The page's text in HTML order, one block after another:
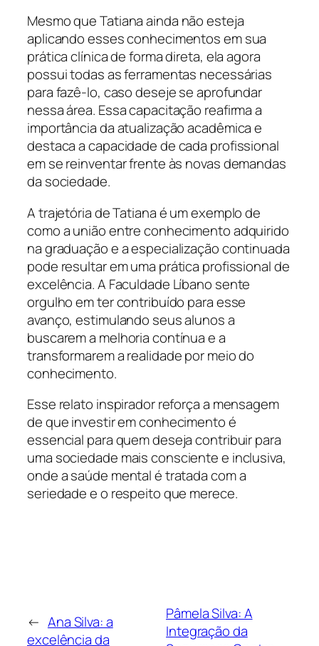
Mesmo que Tatiana ainda não esteja
aplicando esses conhecimentos em sua
prática clínica de forma direta, ela agora
possui todas as ferramentas necessárias
para fazê-lo, caso deseje se aprofundar
nessa área. Essa capacitação reafirma a
importância da atualização acadêmica e
destaca a capacidade de cada profissional
em se reinventar frente às novas demandas
da sociedade.
A trajetória de Tatiana é um exemplo de
como a união entre conhecimento adquirido
na graduação e a especialização continuada
pode resultar em uma prática profissional de
excelência. A Faculdade Líbano sente
orgulho em ter contribuído para esse
avanço, estimulando seus alunos a
buscarem a melhoria contínua e a
transformarem a realidade por meio do
conhecimento.
Esse relato inspirador reforça a mensagem
de que investir em conhecimento é
essencial para quem deseja contribuir para
uma sociedade mais consciente e inclusiva,
onde a saúde mental é tratada com a
seriedade e o respeito que merece.
← Ana Silva: a
excelência da
Pâmela Silva: A
Integração da